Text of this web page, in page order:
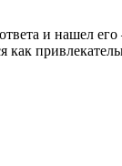
и нашел его